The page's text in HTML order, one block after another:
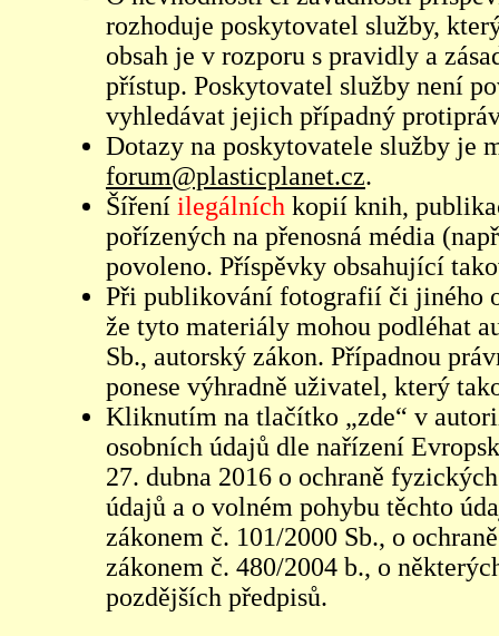
rozhoduje poskytovatel služby,
obsah je v rozporu s pravidly a
přístup. Poskytovatel služby není
vyhledávat jejich případný
Dotazy na poskytovatele služby je
forum@plasticplanet.cz.
Šíření ilegálních kopií knih,
pořízených na přenosná média
povoleno. Příspěvky obsahující
Při publikování fotografií či jiného
že tyto materiály mohou podléhat
Sb., autorský zákon. Případnou
ponese výhradně uživatel, který
Kliknutím na tlačítko „zde“ v
osobních údajů dle nařízení
27. dubna 2016 o ochraně
údajů a o volném pohybu těchto
zákonem č. 101/2000 Sb., o
zákonem č. 480/2004 b., o
pozdějších předpisů.